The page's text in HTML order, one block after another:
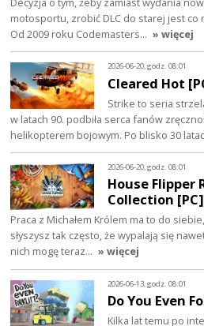
motosportu, zrobić DLC do starej jest
Od 2009 roku Codemasters… » więcej
2026-06-20, godz. 08:01
Cleared Hot
Strike to seria
w latach 90. podbiła serca fanów
helikopterem bojowym. Po blisko 30
2026-06-20, godz. 08:01
House Flipper
Collection [PC]
Praca z Michałem Królem ma to do
słyszysz tak często, że wypalają się
nich mogę teraz… » więcej
2026-06-13, godz. 08:01
Do You Even
Kilka lat temu po